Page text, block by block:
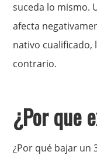
suceda lo mismo.
afecta
nativo cualificado,
contrario.
¿Por que
¿Por qué bajar un